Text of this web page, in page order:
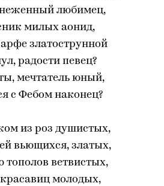
любимец,
милых аонид,
златострунной
радости певец?
мечтатель юный,
с Фебом наконец?
из роз душистых,
вьющихся, златых,
тополов ветвистых,
молодых,